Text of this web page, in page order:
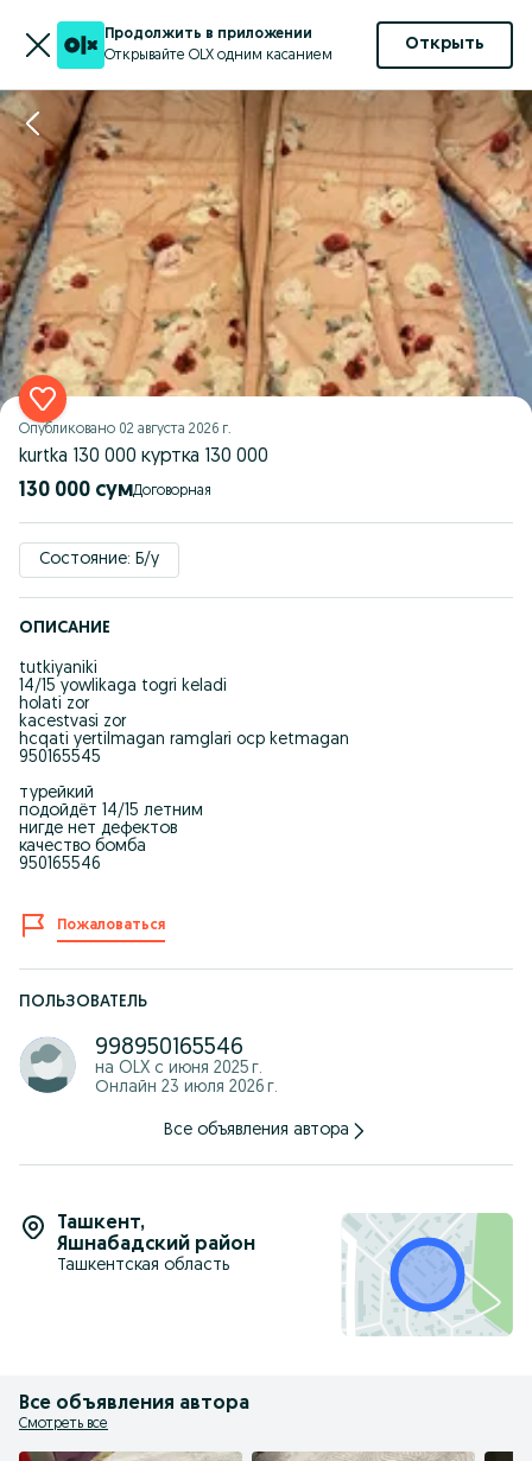
Продолжить в приложении
Открывайте OLX одним касанием
Открыть
Опубликовано 02 августа 2026 г.
kurtka 130 000 куртка 130 000
130 000 сум Договорная
Состояние: Б/у
ОПИСАНИЕ
tutkiyaniki
14/15 yowlikaga togri keladi
holati zor
kacestvasi zor
hcqati yertilmagan ramglari ocp ketmagan
950165545
турейкий
подойдёт 14/15 летним
нигде нет дефектов
качество бомба
950165546
Пожаловаться
ПОЛЬЗОВАТЕЛЬ
998950165546
на OLX с июня 2025 г.
Онлайн 23 июля 2026 г.
Все объявления автора
Ташкент,
Яшнабадский район
Ташкентская область
Все объявления автора
Смотреть все